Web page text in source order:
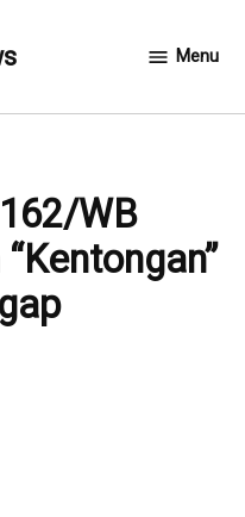
Menu
WB